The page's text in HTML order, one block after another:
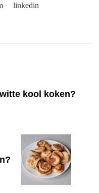
linkedin
kool koken?